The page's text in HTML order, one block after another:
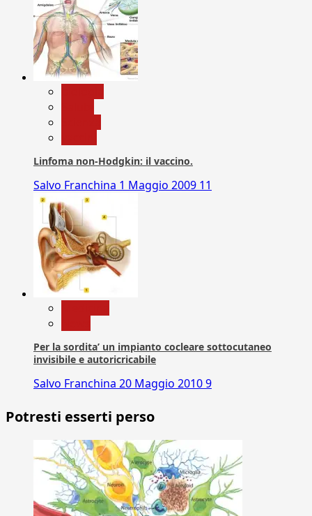
Linfoma non-Hodgkin: il vaccino.
Salvo Franchina 1 Maggio 2009 11
Per la sordita’ un impianto cocleare sottocutaneo
invisibile e autoricricabile
Salvo Franchina 20 Maggio 20109
Potresti esserti perso